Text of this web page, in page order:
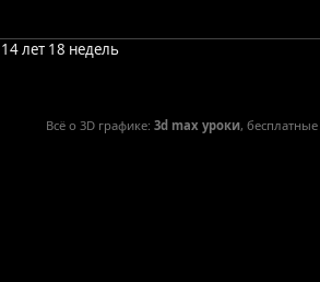
14 лет 18 недель
Всё о 3D графике: 3d max уроки, бесплатные